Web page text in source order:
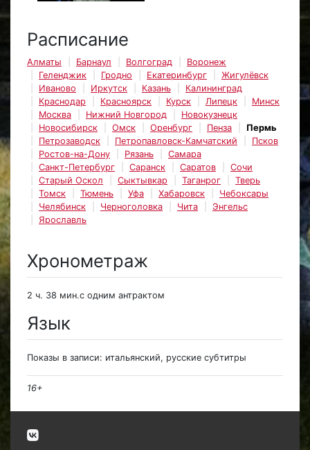
Расписание
Алматы Барнаул Волгоград
Воронеж
Геленджик
Гродно Екатеринбург
Жигулёвск
Иваново
Иркутск Казань
Калининград
Краснодар
Красноярск Курск Липецк
Минск
Москва
Нижний Новгород
Новокузнецк
Новосибирск
Омск Оренбург Пенза
Пермь
Петрозаводск
Петропавловск-Камчатский
Псков
Ростов-на-Дону
Рязань
Самара
Санкт-Петербург
Саранск Саратов
Сочи
Старый Оскол
Сыктывкар Таганрог
Тверь
Томск
Тюмень Уфа Хабаровск
Чебоксары
Челябинск
Черноголовка Чита
Энгельс
Ярославль
Хронометраж
2 ч. 38 мин.с одним антрактом
Язык
Показы в записи: итальянский, русские субтитры
16+